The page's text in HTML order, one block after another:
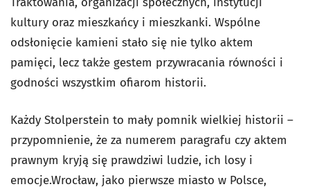
kultury oraz mieszkańcy i mieszkanki. Wspólne
odsłonięcie kamieni stało się nie tylko aktem
pamięci, lecz także gestem przywracania równości i
godności wszystkim ofiarom historii.
Każdy Stolperstein to mały pomnik wielkiej historii –
przypomnienie, że za numerem paragrafu czy aktem
prawnym kryją się prawdziwi ludzie, ich losy i
emocje.Wrocław, jako pierwsze miasto w Polsce,